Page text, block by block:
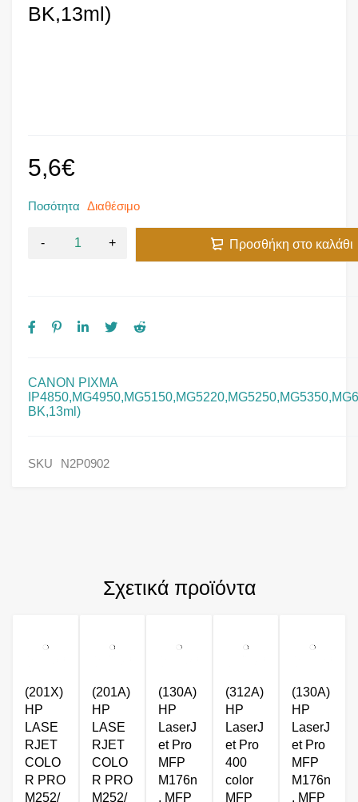
BK,13ml)
CANON PIXMA
BK,13ml)
5,6€
Ποσότητα Διαθέσιμο
Προσθήκη στο καλάθι
SKU N2P0902
Σχετικά προϊόντα
(201X)
HP
LASE
RJET
COLO
R PRO
M252/
(201A)
HP
LASE
RJET
COLO
R PRO
M252/
(130A)
HP
LaserJ
et Pro
MFP
M176n
, MFP
(312A)
HP
LaserJ
et Pro
400
color
MFP
(130A)
HP
LaserJ
et Pro
MFP
M176n
, MFP